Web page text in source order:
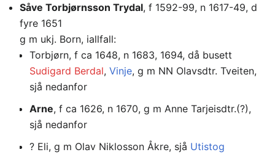
Såve Torbjørnsson Trydal, f 1592-99, n 1617-49, d
fyre 1651
g m ukj. Born, iallfall:
Torbjørn, f ca 1648, n 1683, 1694, då busett
Sudigard Berdal, Vinje, g m NN Olavsdtr. Tveiten,
sjå nedanfor
Arne, f ca 1626, n 1670, g m Anne Tarjeisdtr.(?),
sjå nedanfor
? Eli, g m Olav Niklosson Åkre, sjå Utistog